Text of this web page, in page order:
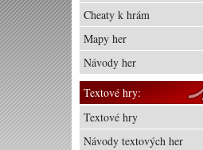
Cheaty k hrám
Mapy her
Návody her
Textové hry:
Textové hry
Návody textových her